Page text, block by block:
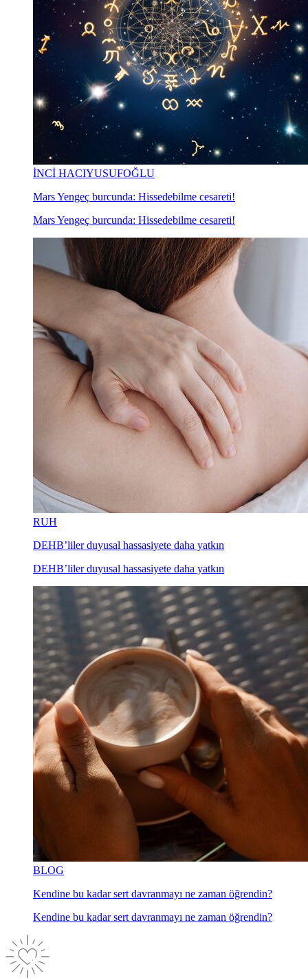
İNCİ HACIYUSUFOĞLU
Mars Yengeç burcunda: Hissedebilme cesareti!
Mars Yengeç burcunda: Hissedebilme cesareti!
RUH
DEHB’liler duyusal hassasiyete daha yatkın
DEHB’liler duyusal hassasiyete daha yatkın
BLOG
Kendine bu kadar sert davranmayı ne zaman öğrendin?
Kendine bu kadar sert davranmayı ne zaman öğrendin?